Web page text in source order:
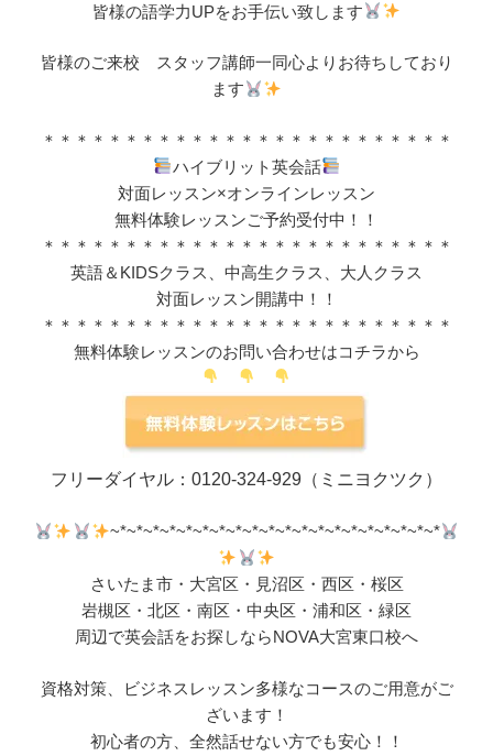
皆様の語学力UPをお手伝い致します
皆様のご来校 スタッフ講師一同心よりお待ちしており
ます
＊＊＊＊＊＊＊＊＊＊＊＊＊＊＊＊＊＊＊＊＊＊＊＊＊
ハイブリット英会話
対面レッスン×オンラインレッスン
無料体験レッスンご予約受付中！！
＊＊＊＊＊＊＊＊＊＊＊＊＊＊＊＊＊＊＊＊＊＊＊＊＊
英語＆KIDSクラス、中高生クラス、大人クラス
対面レッスン開講中！！
＊＊＊＊＊＊＊＊＊＊＊＊＊＊＊＊＊＊＊＊＊＊＊＊＊
無料体験レッスンのお問い合わせはコチラから
フリーダイヤル：0120-324-929（ミニヨクツク）
~*~*~*~*~*~*~*~*~*~*~*~*~*~*~*~*~*~*~*~*
さいたま市・大宮区・見沼区・西区・桜区
岩槻区・北区・南区・中央区・浦和区・緑区
周辺で英会話をお探しならNOVA大宮東口校へ
資格対策、ビジネスレッスン多様なコースのご用意がご
ざいます！
初心者の方、全然話せない方でも安心！！